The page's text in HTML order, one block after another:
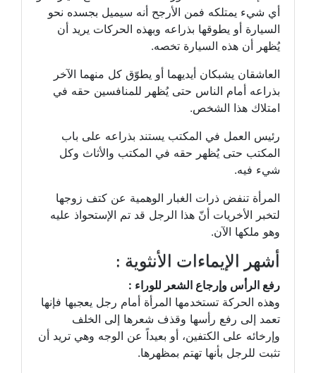
أي شيء يمتلكه فمن الأرجح أنه سيميل بجسده نحو
السيارة أو يطوقها بذراعه وبهذه الحركات يريد أن
يُظهر أن هذه السيارة تخصه.
العاشقان يشبكان أيديهما أو يطوّق كل منهما الآخر
بذراعه أمام الناس حتى يُظهر للمنافسين حقه في
امتلاك هذا الشخص.
رئيس العمل في المكتب يستند بذراعه على باب
المكتب حتى يُظهر حقه في المكتب والأثاث وكل
شيء فيه.
المرأة تنفض ذرات الغبار الوهمية عن كتف زوجها
لتخبر الأخريات أنّ هذا الرجل قد تم الإستحواذ عليه
وهو ملكها الآن.
أشهر الإيماءات الأنثوية :
رفع الرأس وإرجاع الشعر للوراء :
وهذه الحركة تستخدمها المرأة أمام رجل يعجبها فإنها
تعمد إلى رفع رأسها وقذف شعرها إلى الخلف
وإرخائه على الكتفين، أو بعيداً عن الوجه وهي تريد أن
تثبت للرجل بأنها تهتم بمظهرها.